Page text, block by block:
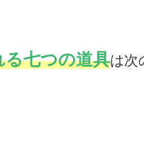
七つの道具は次